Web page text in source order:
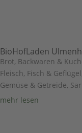
BioHofLaden
Brot, Backwaren &
Fleisch, Fisch & Geflügel
Gemüse & Getreide,
mehr lesen